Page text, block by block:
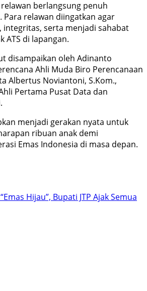
berlangsung penuh
Para relawan diingatkan agar
integritas, serta menjadi sahabat
ATS di lapangan.
disampaikan oleh Adinanto
Ahli Muda Biro Perencanaan
Albertus Noviantoni, S.Kom.,
Pertama Pusat Data dan
menjadi gerakan nyata untuk
ribuan anak demi
Emas Indonesia di masa depan.
Hijau”, Bupati JTP Ajak Semua